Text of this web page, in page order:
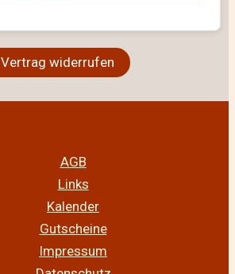
Vertrag widerrufen
AGB
Links
Kalender
Gutscheine
Impressum